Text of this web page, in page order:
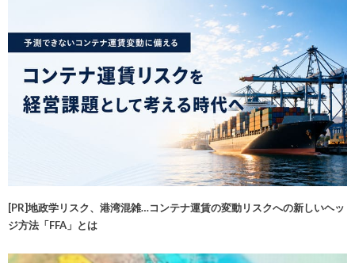
[PR]地政学リスク、港湾混雑…コンテナ運賃の変動リスクへの新しいヘッ
ジ方法「FFA」とは